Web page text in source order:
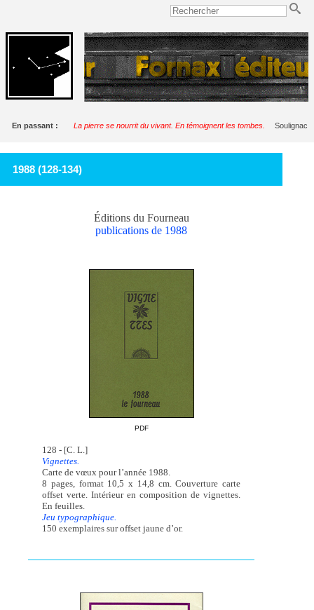
En passant : La pierre se nourrit du vivant. En témoignent les tombes. Soulignac
1988 (128-134)
Éditions du Fourneau
publications de 1988
PDF
128 - [C. L.]
Vignettes.
Carte de vœux pour l’année 1988.
8 pages, format 10,5 x 14,8 cm. Couverture carte
offset verte. Intérieur en composition de vignettes.
En feuilles.
Jeu typographique.
150 exemplaires sur offset jaune d’or.